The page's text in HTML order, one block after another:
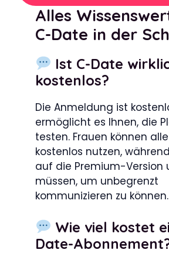
Alles
C-Date in der
Ist C-Date
kostenlos?
Die Anmeldung ist
ermöglicht es Ihnen, die
testen. Frauen können
kostenlos nutzen,
auf die Premium-Version
müssen, um unbegrenzt
kommunizieren zu können.
Wie viel kostet
Date-